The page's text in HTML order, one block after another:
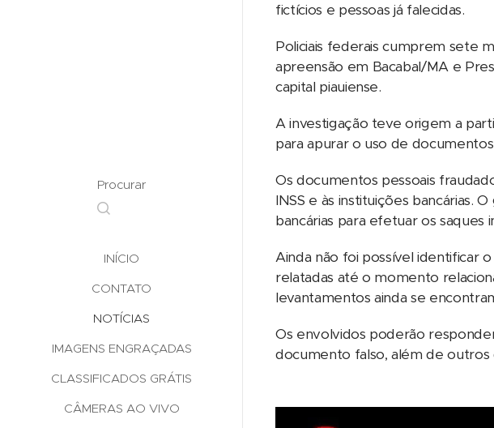
Procurar
INÍCIO
CONTATO
NOTÍCIAS
IMAGENS ENGRAÇADAS
CLASSIFICADOS GRÁTIS
CÂMERAS AO VIVO
fictícios e pessoas já falecidas.
Policiais federais cumprem sete
apreensão em Bacabal/MA e
capital piauiense.
A investigação teve origem a
para apurar o uso de
Os documentos pessoais
INSS e às instituições bancárias.
bancárias para efetuar os saques
Ainda não foi possível identificar
relatadas até o momento
levantamentos ainda se
Os envolvidos poderão
documento falso, além de outros